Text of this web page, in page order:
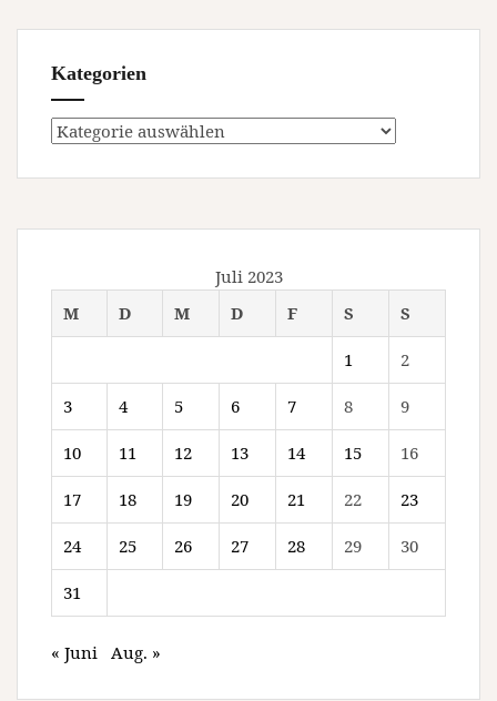
Kategorien
Kategorien
Juli 2023
M
D M D F S S
1 2
3 4 5 6 7 8 9
10 11 12 13 14 15 16
17 18 19 20 21 22 23
24 25 26 27 28 29 30
31
« Juni Aug. »